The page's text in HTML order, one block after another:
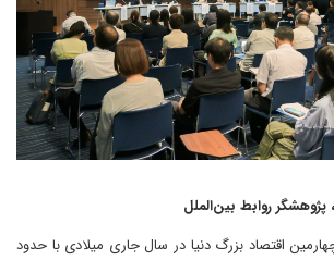
روابط بین‌الملل
اقتصاد بزرگ دنیا در سال جاری میلادی با حدود